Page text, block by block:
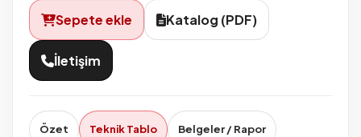
Sepete ekle Katalog (PDF)
İletişim
Özet Teknik Tablo Belgeler / Rapor